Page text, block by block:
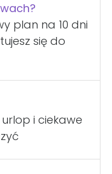
plan na 10 dni
się do
i ciekawe